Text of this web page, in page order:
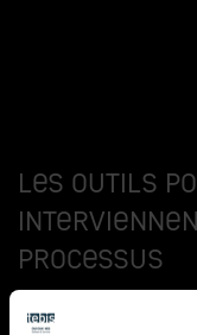
Les outils
processus
Les données de